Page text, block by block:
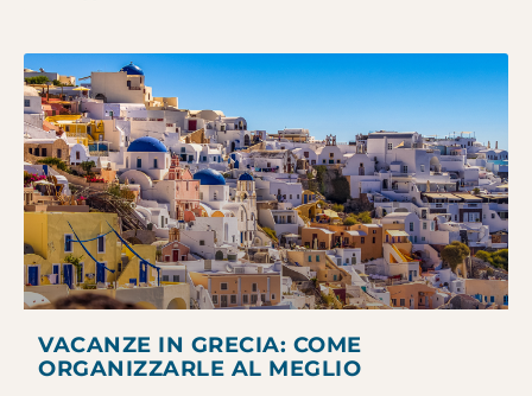
VACANZE IN GRECIA: COME
ORGANIZZARLE AL MEGLIO